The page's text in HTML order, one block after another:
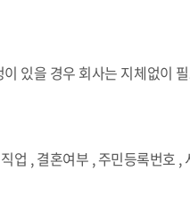
있을 경우 회사는 지체없이
업 , 결혼여부 , 주민등록번호